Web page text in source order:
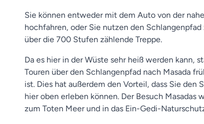
Sie können entweder mit dem Auto von der
hochfahren, oder Sie nutzen den
über die 700 Stufen zählende Treppe.
Da es hier in der Wüste sehr heiß werden kann,
Touren über den Schlangenpfad nach Masada
ist. Dies hat außerdem den Vorteil, dass Sie den
hier oben erleben können. Der Besuch
zum Toten Meer und in das Ein-Gedi-